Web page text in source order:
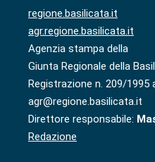
regione.basilicata.it
agr.regione.basilicata.it
Agenzia stampa della
Giunta Regionale della
Registrazione n. 209/1995
agr@regione.basilicata.it
Direttore responsabile:
Redazione